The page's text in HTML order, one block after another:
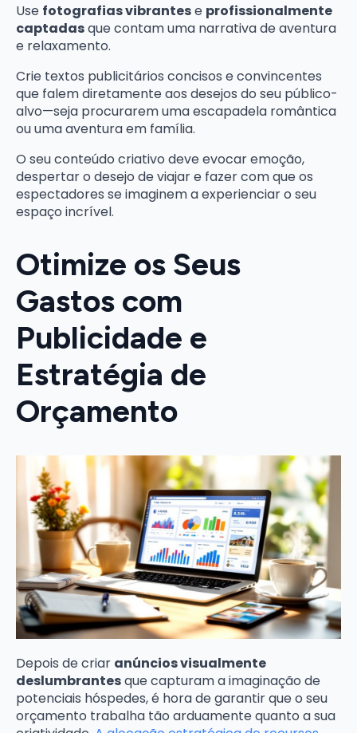
Use fotografias vibrantese profissionalmente
captadasque contam uma narrativa de aventura
e relaxamento.
Crie textos publicitários concisos e convincentes
que falem diretamente aos desejos do seu público-
alvo—seja procurarem uma escapadela romântica
ou uma aventura em família.
O seu conteúdo criativo deve evocar emoção,
despertar o desejo de viajar e fazer com que os
espectadores se imaginem a experienciar o seu
espaço incrível.
Otimize os Seus
Gastos com
Publicidade e
Estratégia de
Orçamento
Depois de criar anúncios visualmente
deslumbrantesque capturam a imaginação de
potenciais hóspedes, é hora de garantir que o seu
orçamento trabalha tão arduamente quanto a sua